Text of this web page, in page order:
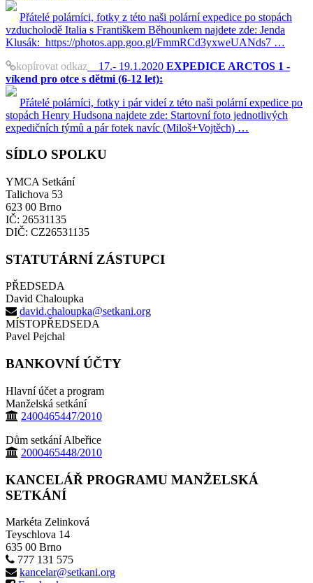
Přátelé polárníci, fotky z této naši polární expedice po stopách
vzducholodě Italia s Františkem Běhounkem najdete zde: Jenda
Klusák: https://photos.app.goo.gl/FmmRCd3yxweUANds7 …
kopírovat odkaz 17.- 19.1.2020 EXPEDICE ARCTOS 1 -
víkend pro otce s dětmi (6-12 let):
Přátelé polárníci, fotky i pár videí z této naši polární expedice po
stopách Henry Hudsona najdete zde: Startovní foto jednotlivých
expedičních týmů a pár fotek navíc (Miloš+Vojtěch) …
SÍDLO SPOLKU
YMCA Setkání
Talichova 53
623 00 Brno
IČ: 26531135
DIČ: CZ26531135
STATUTÁRNÍ ZÁSTUPCI
PŘEDSEDA
David Chaloupka
david.chaloupka@setkani.org
MÍSTOPŘEDSEDA
Pavel Pejchal
BANKOVNÍ ÚČTY
Hlavní účet a program
Manželská setkání
2400465447/2010
Dům setkání Albeřice
2000465448/2010
KANCELÁŘ PROGRAMU MANŽELSKÁ
SETKÁNÍ
Markéta Zelinková
Teyschlova 14
635 00 Brno
777 131 575
kancelar@setkani.org